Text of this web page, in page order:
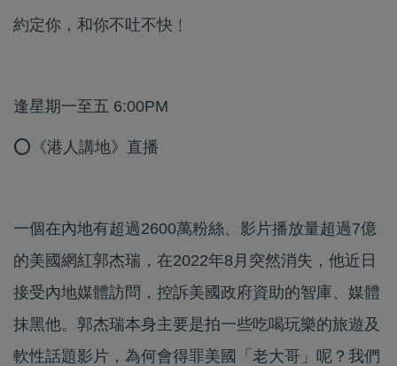
約定你，和你不吐不快﹗
逢星期一至五 6:00PM
⭕《港人講地》直播
一個在內地有超過2600萬粉絲、影片播放量超過7億
的美國網紅郭杰瑞，在2022年8月突然消失，他近日
接受內地媒體訪問，控訴美國政府資助的智庫、媒體
抹黑他。郭杰瑞本身主要是拍一些吃喝玩樂的旅遊及
軟性話題影片，為何會得罪美國「老大哥」呢？我們